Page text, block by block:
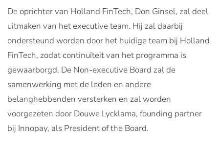
De oprichter van Holland FinTech, Don Ginsel, zal deel
uitmaken van het executive team. Hij zal daarbij
ondersteund worden door het huidige team bij Holland
FinTech, zodat continuïteit van het programma is
gewaarborgd. De Non-executive Board zal de
samenwerking met de leden en andere
belanghebbenden versterken en zal worden
voorgezeten door Douwe Lycklama, founding partner
bij Innopay, als President of the Board.